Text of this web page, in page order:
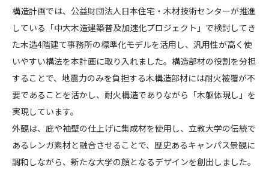
コンプライアンスポリシー プライバシーポリシー ご利用規約
構造計画では、公益財団法人日本住宅・木材技術センターが推進
している「中大木造建築普及加速化プロジェクト」で検討してき
た木造4階建て事務所の標準化モデルを活用し、汎用性が高く使
いやすい構法を本計画に取り入れました。構造部材の役割を分担
することで、地震力のみを負担する木構造部材には耐火被覆が不
要であることを活かし、耐火構造でありながら「木躯体現し」を
実現しています。
外観は、庇や袖壁の仕上げに集成材を使用し、立教大学の伝統で
あるレンガ素材と融合させることで、歴史あるキャンパス景観に
調和しながら、新たな大学の顔となるデザインを創出しました。